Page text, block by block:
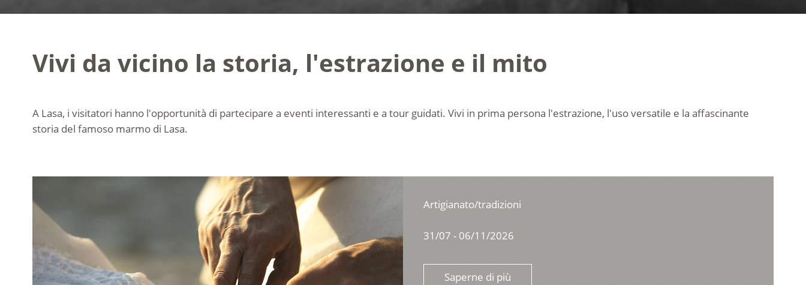
Vivi da vicino la storia, l'estrazione e il mito
A Lasa, i visitatori hanno l'opportunità di partecipare a eventi interessanti e a tour guidati. Vivi in prima persona l'estrazione, l'uso versatile e la affascinante
storia del famoso marmo di Lasa.
Artigianato/tradizioni
31/07 - 06/11/2026
Saperne di più